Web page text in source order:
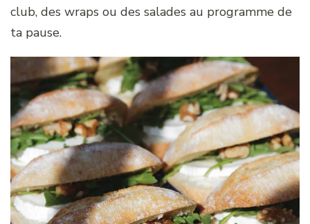
club, des wraps ou des salades au programme de
ta pause.